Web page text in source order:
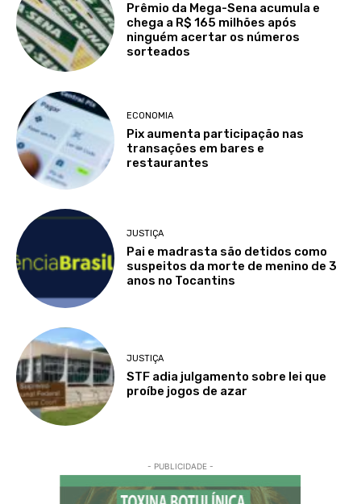
Prêmio da Mega-Sena acumula e
chega a R$ 165 milhões após
ninguém acertar os números
sorteados
ECONOMIA
Pix aumenta participação nas
transações em bares e
restaurantes
JUSTIÇA
Pai e madrasta são detidos como
suspeitos da morte de menino de 3
anos no Tocantins
JUSTIÇA
STF adia julgamento sobre lei que
proíbe jogos de azar
- PUBLICIDADE -